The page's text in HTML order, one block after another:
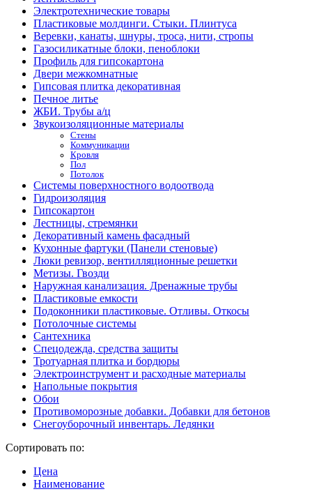
Электротехнические товары
Пластиковые молдинги. Стыки. Плинтуса
Веревки, канаты, шнуры, троса, нити, стропы
Газосиликатные блоки, пеноблоки
Профиль для гипсокартона
Двери межкомнатные
Гипсовая плитка декоративная
Печное литье
ЖБИ. Трубы а/ц
Звукоизоляционные материалы
Стены
Коммуникации
Кровля
Пол
Потолок
Системы поверхностного водоотвода
Гидроизоляция
Гипсокартон
Лестницы, стремянки
Декоративный камень фасадный
Кухонные фартуки (Панели стеновые)
Люки ревизор, вентилляционные решетки
Метизы. Гвозди
Наружная канализация. Дренажные трубы
Пластиковые емкости
Подоконники пластиковые. Отливы. Откосы
Потолочные системы
Сантехника
Спецодежда, средства защиты
Тротуарная плитка и бордюры
Электроинструмент и расходные материалы
Напольные покрытия
Обои
Противоморозные добавки. Добавки для бетонов
Снегоуборочный инвентарь. Ледянки
Сортировать по:
Цена
Наименование